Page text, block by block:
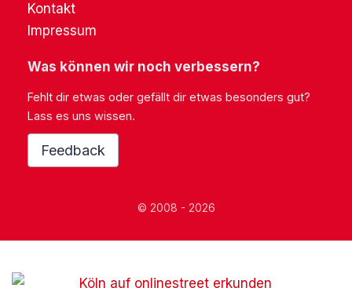
Kontakt
Impressum
Was können wir noch verbessern?
Fehlt dir etwas oder gefällt dir etwas besonders gut?
Lass es uns wissen.
Feedback
© 2008 - 2026